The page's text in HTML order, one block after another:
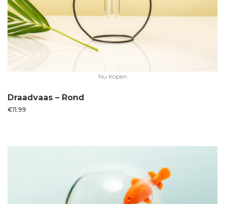
Nu Kopen
Draadvaas – Rond
€11.99